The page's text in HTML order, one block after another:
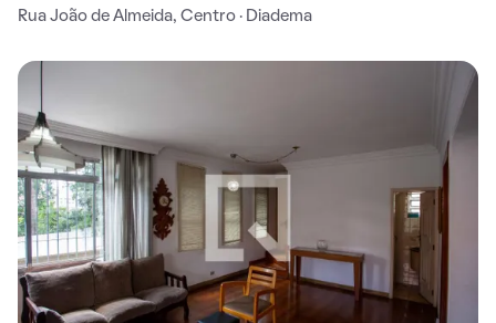
Rua João de Almeida, Centro · Diadema